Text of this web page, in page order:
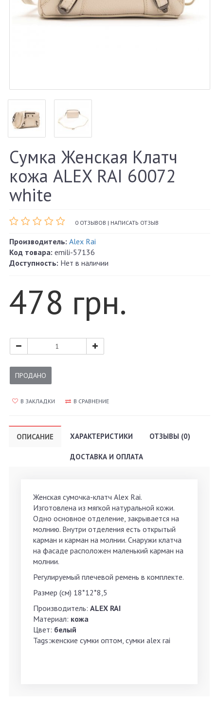
Сумка Женская Клатч
кожа ALEX RAI 60072
white
0 ОТЗЫВОВ | НАПИСАТЬ ОТЗЫВ
Производитель: Alex Rai
Код товара: emili-57136
Доступность: Нет в наличии
478 грн.
ПРОДАНО
В ЗАКЛАДКИ В СРАВНЕНИЕ
ОПИСАНИЕ ХАРАКТЕРИСТИКИ ОТЗЫВЫ (0)
ДОСТАВКА И ОПЛАТА
Женская сумочка-клатч Alex Rai.
Изготовлена из мягкой натуральной кожи.
Одно основное отделение, закрывается на
молнию. Внутри отделения есть открытый
карман и карман на молнии. Снаружи клатча
на фасаде расположен маленький карман на
молнии.
Регулируемый плечевой ремень в комплекте.
Размер (см) 18*12*8,5
Производитель: ALEX RAI
Материал: кожа
Цвет: белый
Tags:женские сумки оптом, сумки alex rai